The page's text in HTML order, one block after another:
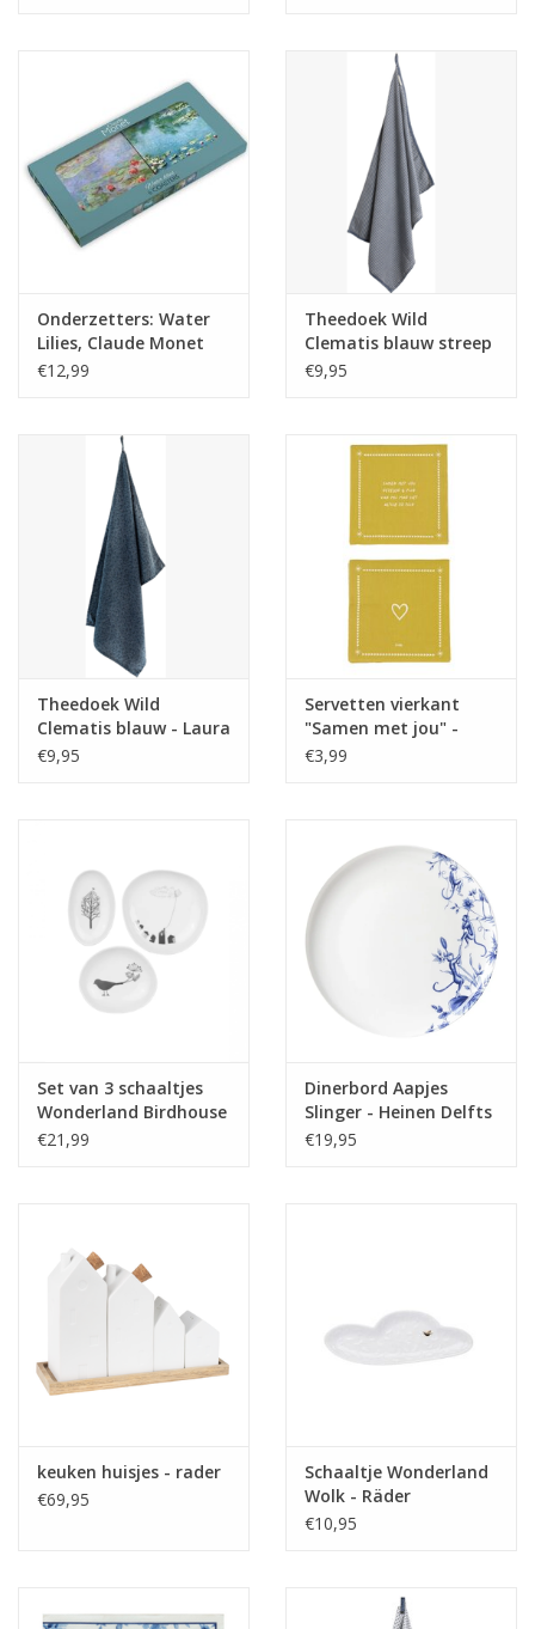
Brievenbus Kadootjes
Kadobonnen
Geslaagd!
Onderzetters: Water
Lilies, Claude Monet
€12,99
Theedoek Wild
Clematis blauw streep
- Laura Ashley
€9,95
Theedoek Wild
Clematis blauw - Laura
Ashley
€9,95
Servetten vierkant
"Samen met jou" -
Zusss
€3,99
Set van 3 schaaltjes
Wonderland Birdhouse
- Räder
€21,99
Dinerbord Aapjes
Slinger - Heinen Delfts
Blauw
€19,95
keuken huisjes - rader
€69,95
Schaaltje Wonderland
Wolk - Räder
€10,95